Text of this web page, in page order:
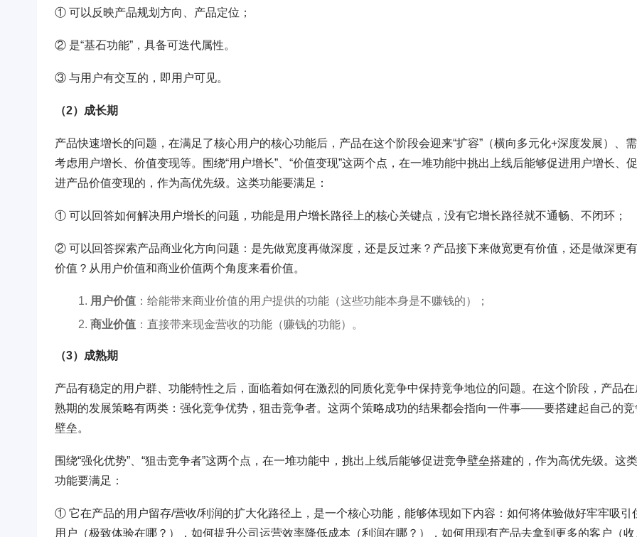
① 可以反映产品规划方向、产品定位；
② 是“基石功能”，具备可迭代属性。
③ 与用户有交互的，即用户可见。
（2）成长期
产品快速增长的问题，在满足了核心用户的核心功能后，产品在这个阶段会迎来“扩容”（横向多元化+深度发展）、
考虑用户增长、价值变现等。围绕“用户增长”、“价值变现”这两个点，在一堆功能中挑出上线后能够促进用户增长、促
进产品价值变现的，作为高优先级。这类功能要满足：
① 可以回答如何解决用户增长的问题，功能是用户增长路径上的核心关键点，没有它增长路径就不通畅、不闭环；
② 可以回答探索产品商业化方向问题：是先做宽度再做深度，还是反过来？产品接下来做宽更有价值，还是做深更有
价值？从用户价值和商业价值两个角度来看价值。
用户价值 ：给能带来商业价值的用户提供的功能（这些功能本身是不赚钱的）；
商业价值 ：直接带来现金营收的功能（赚钱的功能）。
（3）成熟期
产品有稳定的用户群、功能特性之后，面临着如何在激烈的同质化竞争中保持竞争地位的问题。在这个阶段，产品在
熟期的发展策略有两类：强化竞争优势，狙击竞争者。这两个策略成功的结果都会指向一件事——要搭建起自己的竞
壁垒。
围绕“强化优势”、“狙击竞争者”这两个点，在一堆功能中，挑出上线后能够促进竞争壁垒搭建的，作为高优先级。这类
功能要满足：
① 它在产品的用户留存/营收/利润的扩大化路径上，是一个核心功能，能够体现如下内容：如何将体验做好牢牢吸引
用户（极致体验在哪？），如何提升公司运营效率降低成本（利润在哪？），如何用现有产品去拿到更多的客户（收